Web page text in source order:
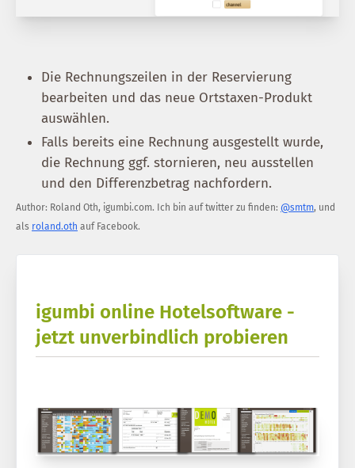
Die Rechnungszeilen in der Reservierung
bearbeiten und das neue Ortstaxen-Produkt
auswählen.
Falls bereits eine Rechnung ausgestellt wurde,
die Rechnung ggf. stornieren, neu ausstellen
und den Differenzbetrag nachfordern.
Author: Roland Oth, igumbi.com. Ich bin auf twitter zu finden: @smtm, und
als roland.oth auf Facebook.
igumbi online Hotelsoftware -
jetzt unverbindlich probieren